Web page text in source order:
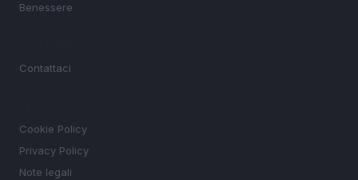
Benessere
Contattaci
Cookie Policy
Privacy Policy
Note legali